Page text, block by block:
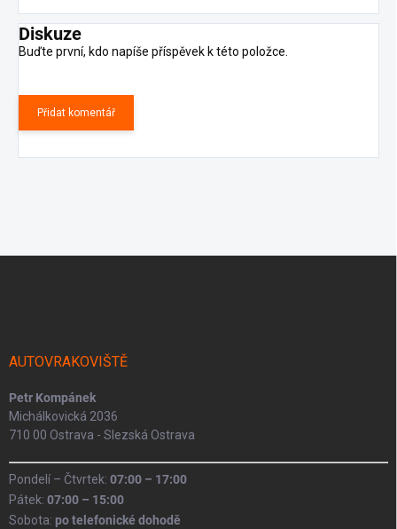
Diskuze
Buďte první, kdo napíše příspěvek k této položce.
Přidat komentář
AUTOVRAKOVIŠTĚ
Petr Kompánek
Michálkovická 2036
710 00 Ostrava - Slezská Ostrava
Pondelí – Čtvrtek: 07:00 – 17:00
Pátek: 07:00 – 15:00
Sobota: po telefonické dohodě